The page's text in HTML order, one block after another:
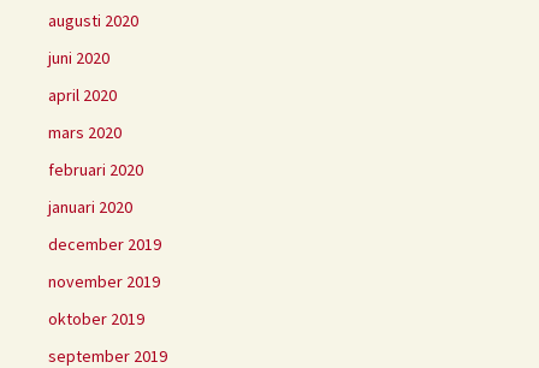
augusti 2020
juni 2020
april 2020
mars 2020
februari 2020
januari 2020
december 2019
november 2019
oktober 2019
september 2019